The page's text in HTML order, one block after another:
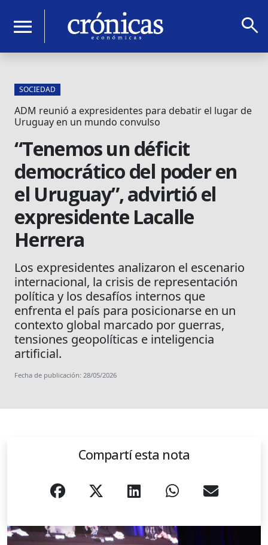
menu search
SOCIEDAD
ADM reunió a expresidentes para debatir el lugar de
Uruguay en un mundo convulso
“Tenemos un déficit
democrático del poder en
el Uruguay”, advirtió el
expresidente Lacalle
Herrera
Los expresidentes analizaron el escenario
internacional, la crisis de representación
política y los desafíos internos que
enfrenta el país para posicionarse en un
contexto global marcado por guerras,
tensiones geopolíticas e inteligencia
artificial.
Fecha de publicación: 28/05/2026
Compartí esta nota